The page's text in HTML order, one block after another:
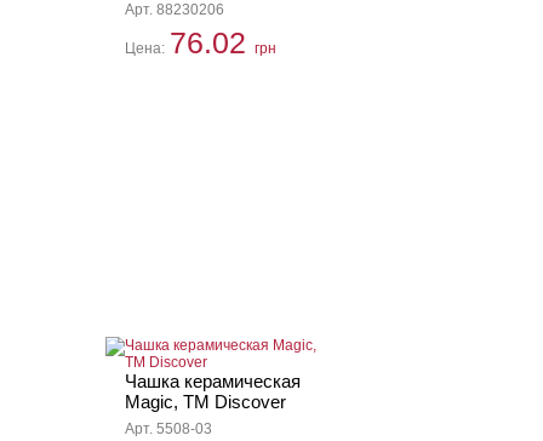
Арт. 88230206
Цена: 76.02 грн
Чашка керамическая
Magic, ТМ Discover
Арт. 5508-03